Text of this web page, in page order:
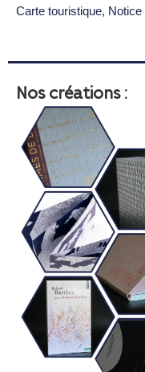
Carte touristique, Notice
Nos créations :